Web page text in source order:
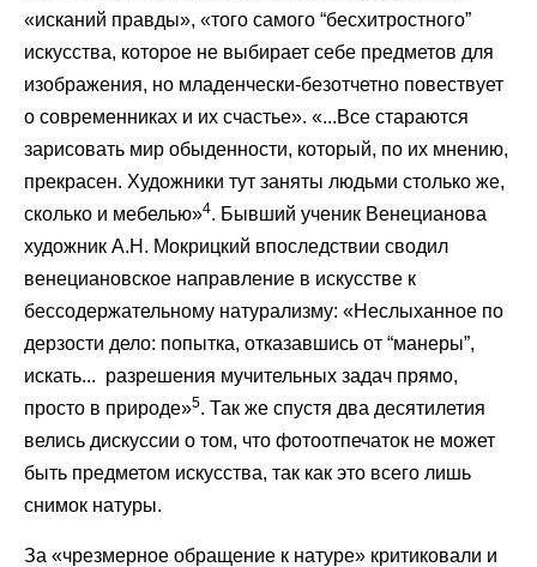
«исканий правды», «того самого “бесхитростного”
искусства, которое не выбирает себе предметов для
изображения, но младенчески-безотчетно повествует
о современниках и их счастье». «...Все стараются
зарисовать мир обыденности, который, по их мнению,
прекрасен. Художники тут заняты людьми столько же,
сколько и мебелью»4. Бывший ученик Венецианова
художник А.Н. Мокрицкий впоследствии сводил
венециановское направление в искусстве к
бессодержательному натурализму: «Неслыханное по
дерзости дело: попытка, отказавшись от “манеры”,
искать... разрешения мучительных задач прямо,
просто в природе»5. Так же спустя два десятилетия
велись дискуссии о том, что фотоотпечаток не может
быть предметом искусства, так как это всего лишь
снимок натуры.
За «чрезмерное обращение к натуре» критиковали и